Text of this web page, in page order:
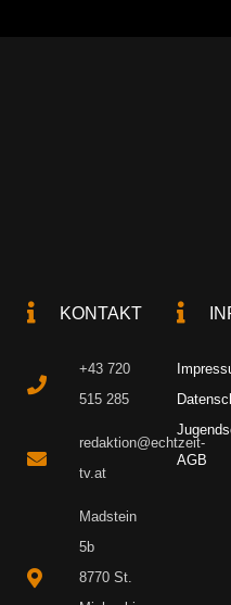
KONTAKT
+43 720
515 285
redaktion@echtzeit-
tv.at
Madstein
5b
8770 St.
AGB